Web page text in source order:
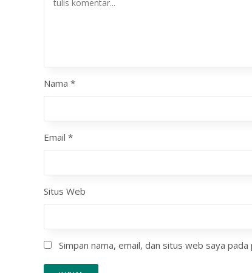
Nama *
Email *
Situs Web
Simpan nama, email, dan situs web saya